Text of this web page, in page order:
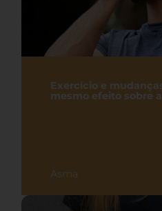
Exercício e
mesmo efeito sobre
Asma